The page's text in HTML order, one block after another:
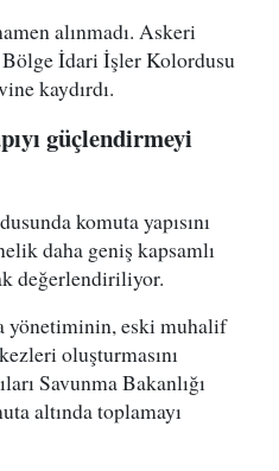
alınmadı. Askeri
İdari İşler Kolordusu
kaydırdı.
güçlendirmeyi
komuta yapısını
daha geniş kapsamlı
değerlendiriliyor.
yönetiminin, eski muhalif
oluşturmasını
Savunma Bakanlığı
altında toplamayı